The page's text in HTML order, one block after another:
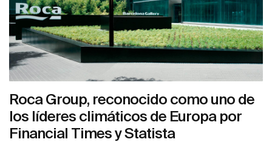
Roca Group, reconocido como uno de
los líderes climáticos de Europa por
Financial Times y Statista